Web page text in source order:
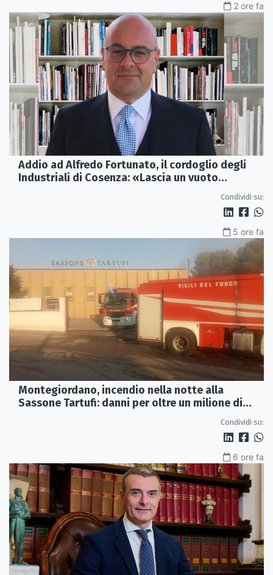
2 ore fa
Addio ad Alfredo Fortunato, il cordoglio degli
Industriali di Cosenza: «Lascia un vuoto
Condividi su:
5 ore fa
Montegiordano, incendio nella notte alla
Sassone Tartufi: danni per oltre un milione di
Condividi su:
6 ore fa